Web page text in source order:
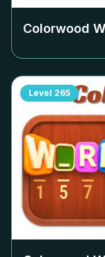
Colorwood
Level 265